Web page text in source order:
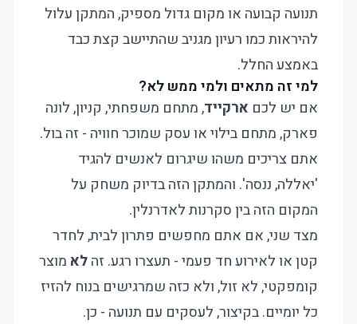
תנועה קבועה או מקום גדול מספיק, המתקן עלול
להיראות כמו רעיון מגניב שהתיישב קצת כבד
באמצע החלל.
למי זה מתאים ולמי ממש לא?
אם יש לכם ארקייד, מתחם משפחתי, קניון, לונה
פארק, מתחם בילוי או עסק שמוכר חוויה - זה בול.
אתם צריכים משהו שיגרום לאנשים להגיד
'יאללה, ננסה'. והמתקן הזה בדיוק משחק על
המקום הזה בין סקרנות לאדרנלין.
מצד שני, אם אתם מחפשים פתרון לבית, לחדר
קטן או לאירוע חד פעמי - תעצרו רגע. זהלאמוצר
קומפקטי, לא זול, ולא כזה שמרגישים בנוח להזיז
כל יומיים. בקיצור, לעסקים עם תנועה - כן.